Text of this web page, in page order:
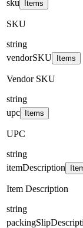
sku
Items
SKU
string
vendorSKU
Items
Vendor SKU
string
upc
Items
UPC
string
itemDescription
Item Description
string